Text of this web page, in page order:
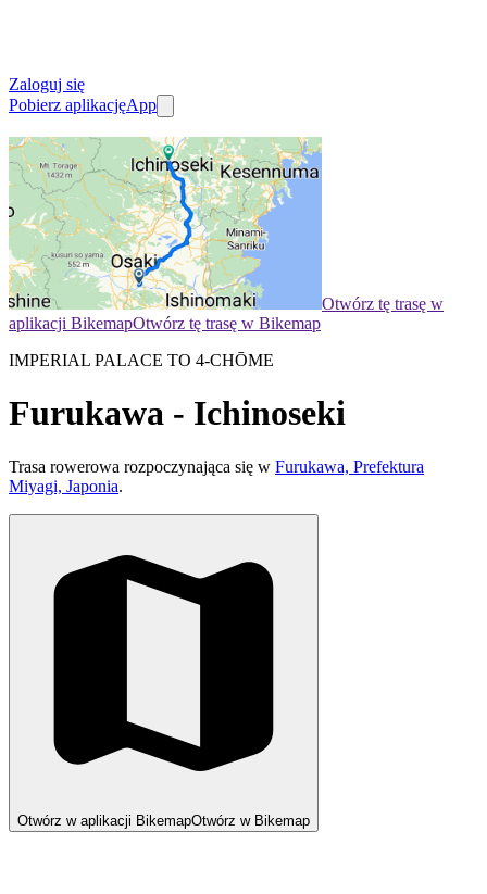
Zaloguj się
Pobierz aplikacjęApp
Otwórz tę trasę w
aplikacji BikemapOtwórz tę trasę w Bikemap
IMPERIAL PALACE TO 4-CHŌME
Furukawa - Ichinoseki
Trasa rowerowa rozpoczynająca się w Furukawa, Prefektura
Miyagi, Japonia.
Otwórz w aplikacji BikemapOtwórz w Bikemap